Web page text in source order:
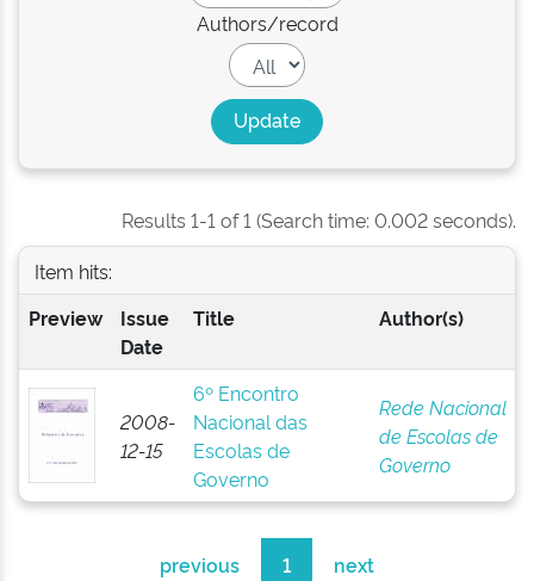
Authors/record
Results 1-1 of 1 (Search time: 0.002 seconds).
Item hits:
Preview
Issue
Date
Title Author(s)
2008-
12-15
6º Encontro
Nacional das
Escolas de
Governo
Rede Nacional
de Escolas de
Governo
previous 1 next